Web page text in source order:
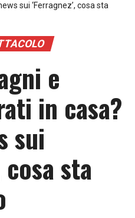
sui ‘Ferragnez’, cosa sta
e
in casa?
sui
cosa sta